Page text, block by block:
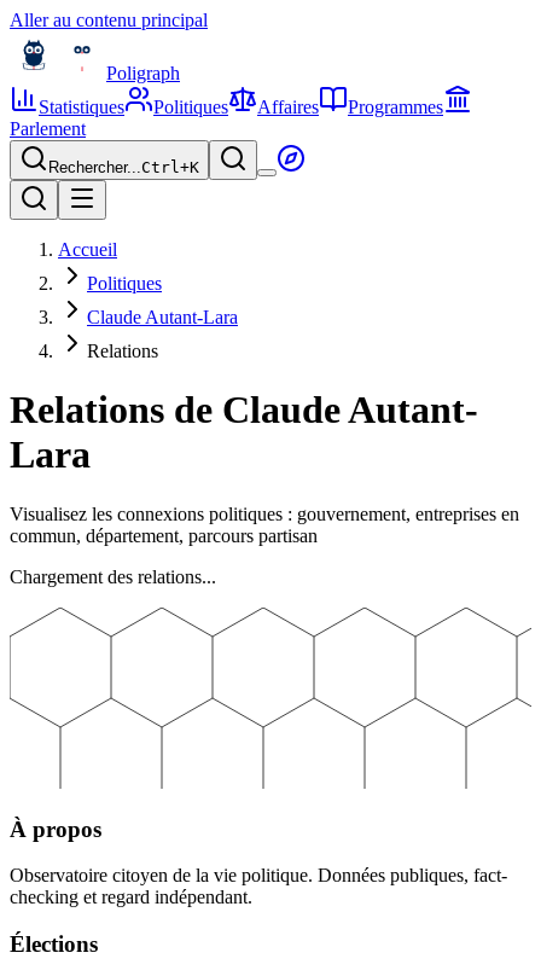
Aller au contenu principal
Poligraph
Statistiques
Politiques Affaires
Programmes
Parlement
Rechercher...Ctrl+K
Accueil
Politiques
Claude Autant-Lara
Relations
Relations de Claude Autant-
Lara
Visualisez les connexions politiques : gouvernement, entreprises en
commun, département, parcours partisan
Chargement des relations...
À propos
Observatoire citoyen de la vie politique. Données publiques, fact-
checking et regard indépendant.
Élections